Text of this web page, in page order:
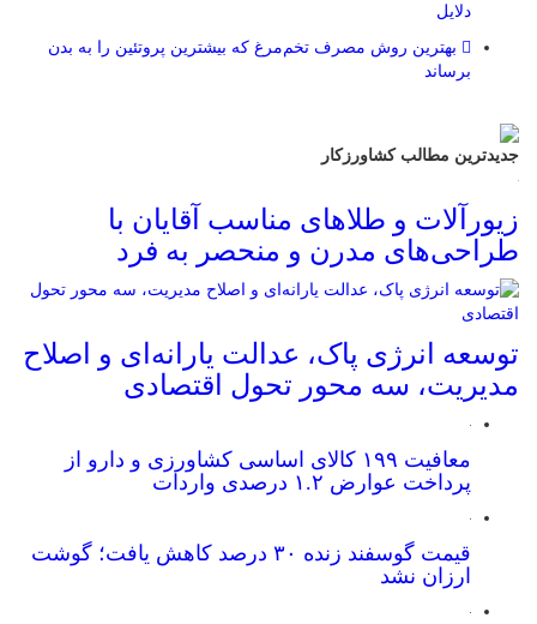
دلایل
بهترین روش مصرف تخم‌مرغ که بیشترین پروتئین را به بدن
برساند
جدیدترین مطالب کشاورزکار
زیورآلات و طلاهای مناسب آقایان با
طراحی‌های مدرن و منحصر به فرد
توسعه انرژی پاک، عدالت یارانه‌ای و اصلاح
مدیریت، سه محور تحول اقتصادی
معافیت ۱۹۹ کالای اساسی کشاورزی و دارو از
پرداخت عوارض ۱.۲ درصدی واردات
قیمت گوسفند زنده ۳۰ درصد کاهش یافت؛ گوشت
ارزان نشد